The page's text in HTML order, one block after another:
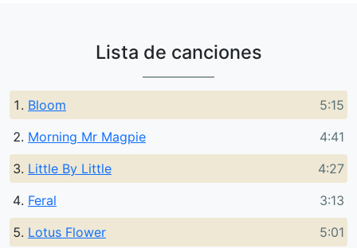
Lista de canciones
Bloom
5:15
Morning Mr Magpie
4:41
Little By Little
4:27
Feral
3:13
Lotus Flower
5:01